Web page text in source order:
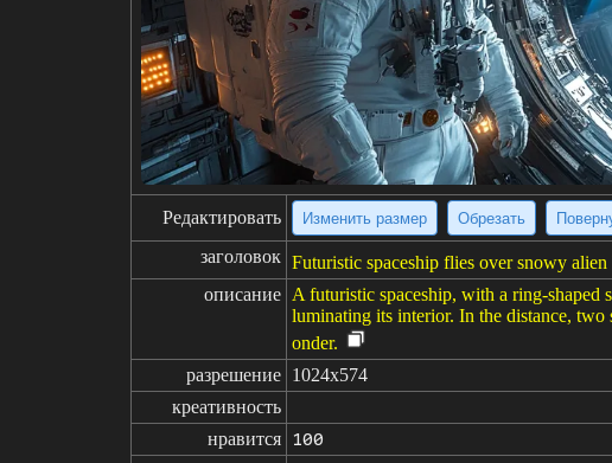
Редактировать Изменить размер Обрезать
заголовок Futuristic spaceship flies over snowy alien
описание A futuristic spaceship, with a ring-shaped
luminating its interior. In the distance,
onder.
разрешение 1024x574
креативность
нравится
100